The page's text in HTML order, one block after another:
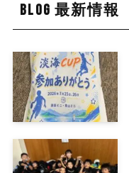
BLOG 最新情報